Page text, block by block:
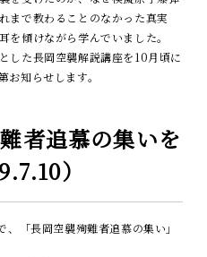
まで教わることのなかった真実
を傾けながら学んでいました。
した長岡空襲解説講座を10月頃に
お知らせします。
者追慕の集いを
）
「長岡空襲殉難者追慕の集い」